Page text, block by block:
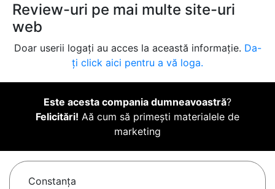
Review-uri pe mai multe site-uri
web
Doar userii logați au acces la această informație. Da-
ți click aici pentru a vă loga.
Este acesta compania dumneavoastră?
Felicitări! Aă cum să primești materialele de
marketing
Constanţa